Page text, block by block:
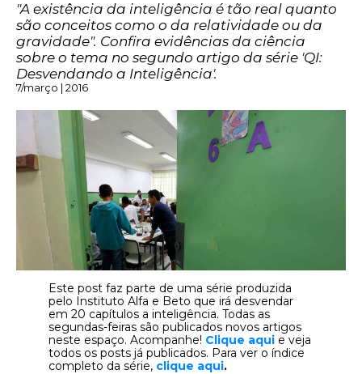
"A existência da inteligência é tão real quanto
são conceitos como o da relatividade ou da
gravidade". Confira evidências da ciência
sobre o tema no segundo artigo da série 'QI:
Desvendando a Inteligência'.
7/março | 2016
Este post faz parte de uma série produzida
pelo Instituto Alfa e Beto que irá desvendar
em 20 capítulos a inteligência. Todas as
segundas-feiras são publicados novos artigos
neste espaço. Acompanhe! Clique aqui e veja
todos os posts já publicados. Para ver o índice
completo da série, clique aqui.